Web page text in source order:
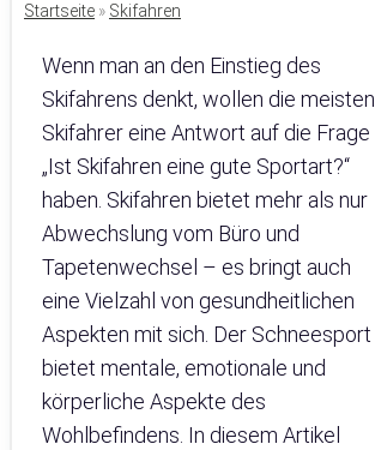
Startseite » Skifahren
Wenn man an den Einstieg des
Skifahrens denkt, wollen die meisten
Skifahrer eine Antwort auf die Frage
„Ist Skifahren eine gute Sportart?“
haben. Skifahren bietet mehr als nur
Abwechslung vom Büro und
Tapetenwechsel – es bringt auch
eine Vielzahl von gesundheitlichen
Aspekten mit sich. Der Schneesport
bietet mentale, emotionale und
körperliche Aspekte des
Wohlbefindens. In diesem Artikel